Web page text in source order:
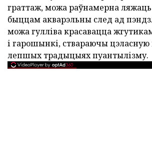
граттаж, можа раўнамерна
быццам акварэльны след ад
можа гулліва красавацца
і гарошынкі, ствараючы цэласную
лепшых традыцыях пуантылізму.